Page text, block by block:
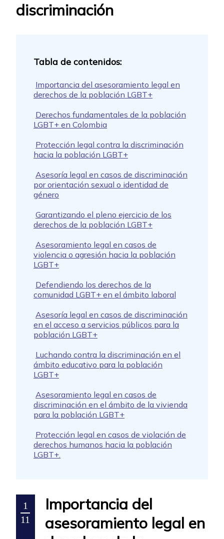
discriminación
Importancia del asesoramiento legal en
derechos de la población LGBT+
Derechos fundamentales de la población
LGBT+ en Colombia
Protección legal contra la discriminación
hacia la población LGBT+
Asesoría legal en casos de discriminación
por orientación sexual o identidad de
género
Garantizando el pleno ejercicio de los
derechos de la población LGBT+
Asesoramiento legal en casos de
violencia o agresión hacia la población
LGBT+
Defendiendo los derechos de la
comunidad LGBT+ en el ámbito laboral
Asesoría legal en casos de discriminación
en el acceso a servicios públicos para la
población LGBT+
Luchando contra la discriminación en el
ámbito educativo para la población
LGBT+
Asesoramiento legal en casos de
discriminación en el ámbito de la vivienda
para la población LGBT+
Protección legal en casos de violación de
derechos humanos hacia la población
LGBT+.
1
11
Importancia del
asesoramiento legal en